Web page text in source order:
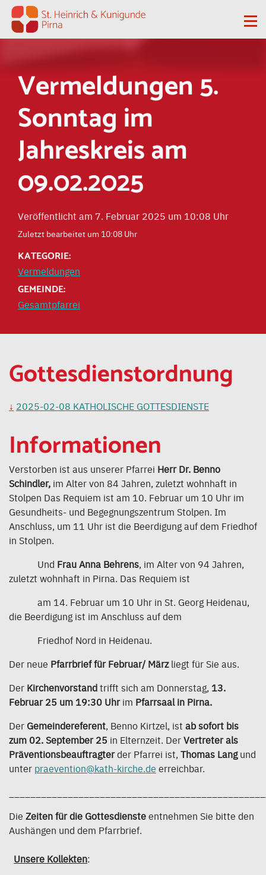
Zum Inhalt springen
Vermeldungen 5.
Sonntag im
Jahreskreis am
09.02.2025
Veröffentlicht am 7. Februar 2025 um 10:08 Uhr
Zuletzt bearbeitet um 10:08 Uhr
KATEGORIE:
Vermeldungen
GEMEINDE:
Gesamtpfarrei
Gottesdienstordnung
2025-02-08 KATHOLISCHE GOTTESDIENSTE
Informationen
Verstorben ist aus unserer Pfarrei Herr Dr. Benno
Schindler, im Alter von 84 Jahren, zuletzt wohnhaft in
Stolpen Das Requiem ist am 10. Februar um 10 Uhr im
Gesundheits- und Begegnungszentrum Stolpen. Im
Anschluss, um 11 Uhr ist die Beerdigung auf dem Friedhof
in Stolpen.
Und Frau Anna Behrens, im Alter von 94 Jahren,
zuletzt wohnhaft in Pirna. Das Requiem ist
am 14. Februar um 10 Uhr in St. Georg Heidenau,
die Beerdigung ist im Anschluss auf dem
Friedhof Nord in Heidenau.
Der neue Pfarrbrief für Februar/ Märzliegt für Sie aus.
Der Kirchenvorstandtrifft sich am Donnerstag, 13.
Februar 25 um 19:30 Uhrim Pfarrsaal in Pirna.
Der Gemeindereferent, Benno Kirtzel, ist ab sofort bis
zum 02. September 25 in Elternzeit. DerVertreter als
Präventionsbeauftragterder Pfarrei ist, Thomas Langund
unter praevention@kath-kirche.de erreichbar.
Die Zeiten für die Gottesdiensteentnehmen Sie bitte den
Aushängen und dem Pfarrbrief.
Unsere Kollekten: